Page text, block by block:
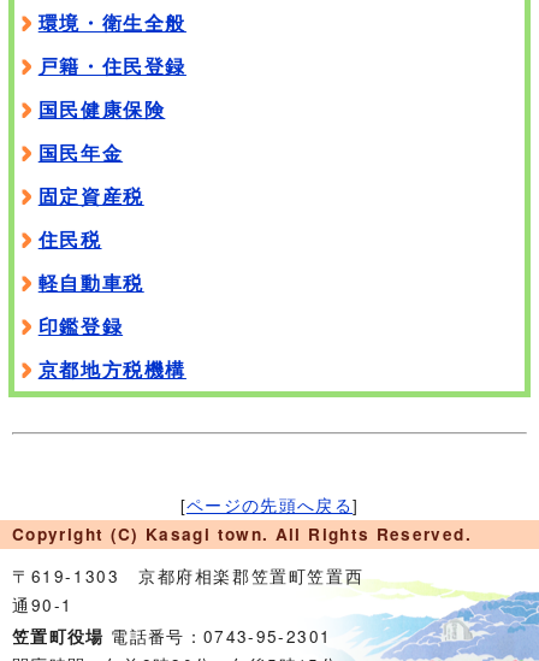
環境・衛生全般
戸籍・住民登録
国民健康保険
国民年金
固定資産税
住民税
軽自動車税
印鑑登録
京都地方税機構
[ページの先頭へ戻る]
Copyright (C) Kasagi town. All Rights Reserved.
〒619-1303 京都府相楽郡笠置町笠置西
通90-1
笠置町役場 電話番号：0743-95-2301